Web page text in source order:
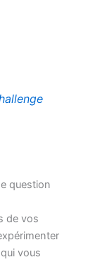
question
de vos
vous